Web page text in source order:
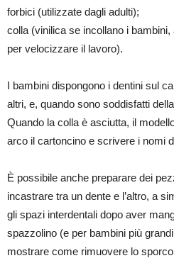
forbici (utilizzate dagli adulti);
colla (vinilica se incollano i
per velocizzare il lavoro).
I bambini dispongono i dentini sul
altri, e, quando sono soddisfatti
Quando la colla è asciutta, il
arco il cartoncino e scrivere i nomi
È possibile anche preparare dei
incastrare tra un dente e l’altro, a
gli spazi interdentali dopo aver
spazzolino (e per bambini più
mostrare come rimuovere lo